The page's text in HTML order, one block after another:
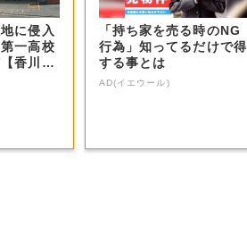
に侵入
一高校
香川・
「持ち家を売る時のNG
行為」知ってるだけで得
する事とは
AD(イエウール)